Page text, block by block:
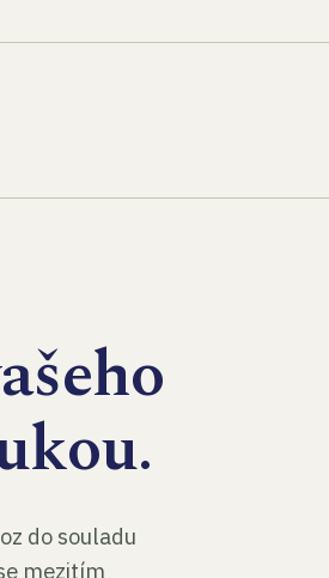
do souladu
mezitím